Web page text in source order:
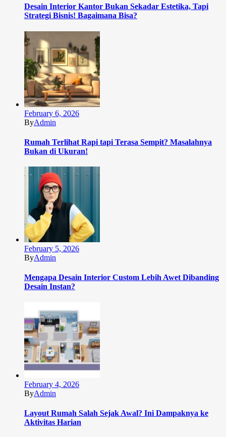
Desain Interior Kantor Bukan Sekadar Estetika, Tapi
Strategi Bisnis! Bagaimana Bisa?
February 6, 2026
ByAdmin
Rumah Terlihat Rapi tapi Terasa Sempit? Masalahnya
Bukan di Ukuran!
February 5, 2026
ByAdmin
Mengapa Desain Interior Custom Lebih Awet Dibanding
Desain Instan?
February 4, 2026
ByAdmin
Layout Rumah Salah Sejak Awal? Ini Dampaknya ke
Aktivitas Harian